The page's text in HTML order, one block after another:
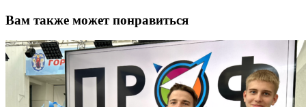
Вам также может понравиться